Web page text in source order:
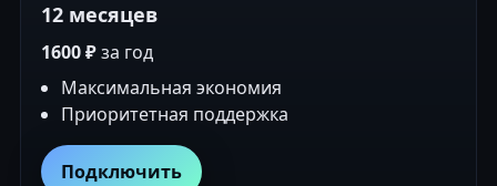
12 месяцев
1600 ₽за год
Максимальная экономия
Приоритетная поддержка
Подключить